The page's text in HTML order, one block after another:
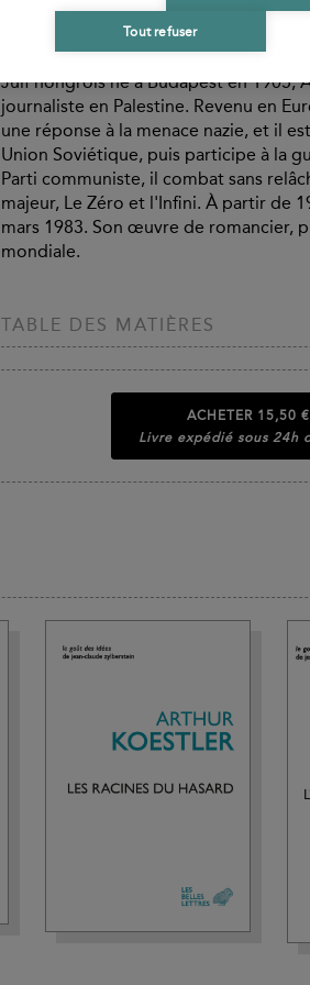
Tout refuser
Arthur Koestler
Juif hongrois né à Budapest en 1905,
journaliste en Palestine. Revenu en
une réponse à la menace nazie, et il
Union Soviétique, puis participe à la
Parti communiste, il combat sans
majeur, Le Zéro et l'Infini. À partir de
mars 1983. Son œuvre de romancier,
mondiale.
TABLE DES MATIÈRES
ACHETER 15,50 €
Livre expédié sous 24h